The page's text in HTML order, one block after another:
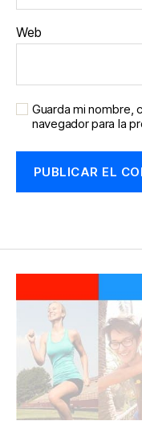
Web
Guarda mi nombre,
navegador para la